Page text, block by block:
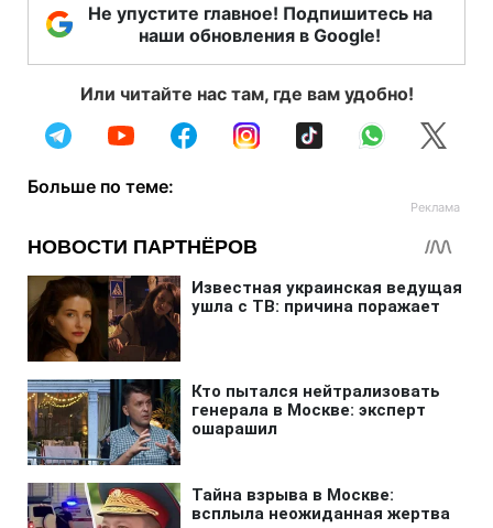
Не упустите главное! Подпишитесь на
наши обновления в Google!
Или читайте нас там, где вам удобно!
Больше по теме: